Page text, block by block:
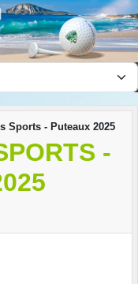
Sports - Puteaux 2025
-